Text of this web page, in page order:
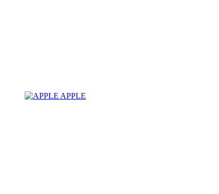
APPLE